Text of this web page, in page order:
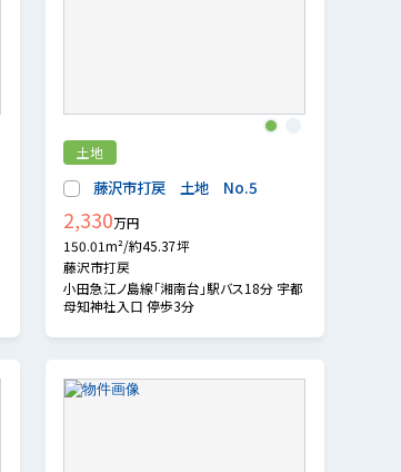
1
藤沢市打戻 土地 No.5
土地
2,330万円
150.01m²/約45.37坪
藤沢市打戻
小田急江ノ島線「湘南台」駅バス18分 宇都
母知神社入口 停歩3分